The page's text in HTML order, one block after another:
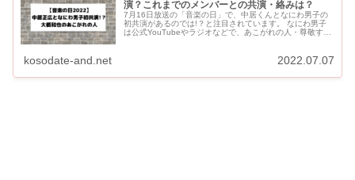
演？これまでのメンバーとの共演・絡みは？
7月16日放送の「音楽の日」で、中居くんとなにわ男子の
初共演があるのでは!？と注目されています。 なにわ男子
は公式YouTubeやラジオなどで、あこがれの人・尊敬する
kosodate-and.net 2022.07.07